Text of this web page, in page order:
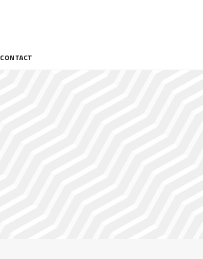
CONTACT